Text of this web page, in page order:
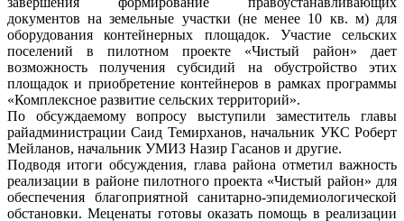
документов на земельные участки (не менее 10 кв. м) для
оборудования контейнерных площадок. Участие сельских
поселений в пилотном проекте «Чистый район» дает
возможность получения субсидий на обустройство этих
площадок и приобретение контейнеров в рамках программы
«Комплексное развитие сельских территорий».
По обсуждаемому вопросу выступили заместитель главы
райадминистрации Саид Темирханов, начальник УКС Роберт
Мейланов, начальник УМИЗ Назир Гасанов и другие.
Подводя итоги обсуждения, глава района отметил важность
реализации в районе пилотного проекта «Чистый район» для
обеспечения благоприятной санитарно-эпидемиологической
обстановки. Меценаты готовы оказать помощь в реализации